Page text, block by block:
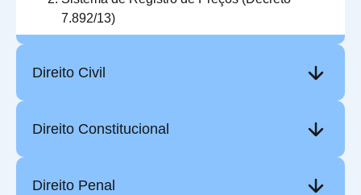
7.892/13)
Direito Civil
Direito Constitucional
Direito Penal